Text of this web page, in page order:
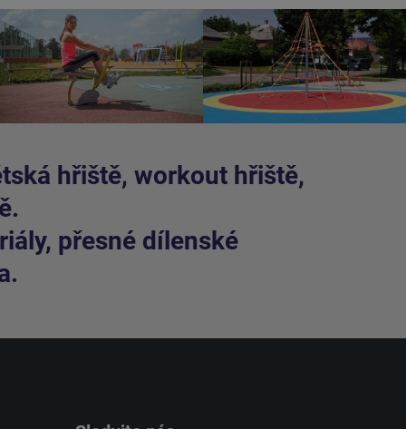
hřiště, workout hřiště,
přesné dílenské